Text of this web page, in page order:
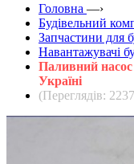
Головна —›
Будівельний
Запчастини для
Навантажувачі
Паливний насос
Україні
(Переглядів: